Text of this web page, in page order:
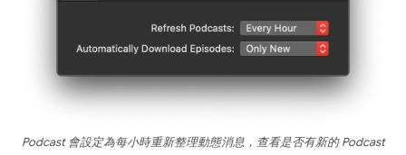
Podcast 會設定為每小時重新整理動態消息，查看是否有新的 Podcast